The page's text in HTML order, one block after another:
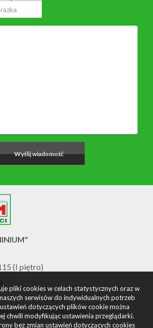
(I piętro)
nieruchomosci.pl
pliki cookies w celach statystycznych oraz w
serwisów do indywidualnych potrzeb
dotyczących plików cookie można
chwili modyfikując ustawienia przeglądarki.
bez zmian ustawień dotyczących cookies